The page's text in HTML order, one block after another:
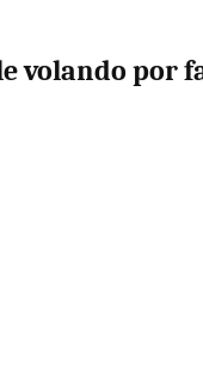
volando por